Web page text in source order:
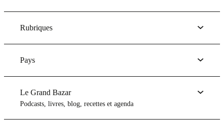
Rubriques
Pays
Le Grand Bazar
Podcasts, livres, blog, recettes et agenda